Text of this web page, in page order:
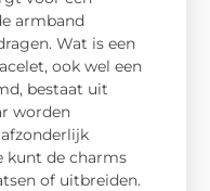
armband
Wat is een
ook wel een
bestaat uit
worden
kunt de charms
of uitbreiden.